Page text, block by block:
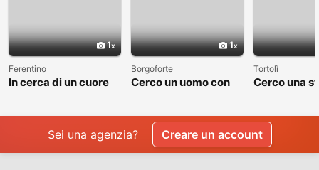
1
Ferentino
In cerca di un cuore
1
Borgoforte
Cerco un uomo con
Tortolì
Cerco una
Sei una agenzia? Creare un account